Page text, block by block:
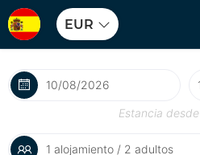
EUR
Estancia desde
1 alojamiento / 2 adultos